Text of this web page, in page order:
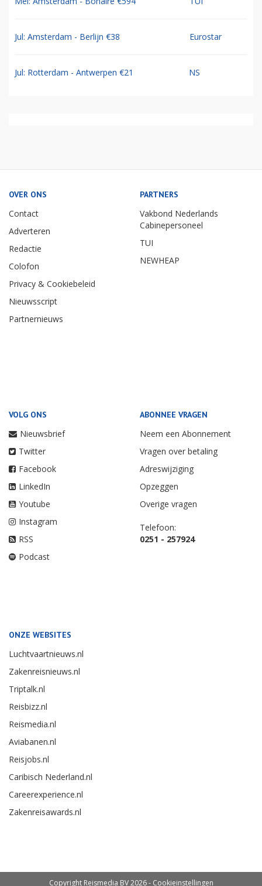
Jul: Amsterdam - Berlijn €38 Eurostar
Jul: Rotterdam - Antwerpen €21 NS
OVER ONS
Contact
Adverteren
Redactie
Colofon
Privacy & Cookiebeleid
Nieuwsscript
Partnernieuws
PARTNERS
Vakbond Nederlands
Cabinepersoneel
TUI
NEWHEAP
VOLG ONS
Nieuwsbrief
Twitter
Facebook
LinkedIn
Youtube
Instagram
RSS
Podcast
ABONNEE VRAGEN
Neem een Abonnement
Vragen over betaling
Adreswijziging
Opzeggen
Overige vragen
Telefoon:
0251 - 257924
ONZE WEBSITES
Luchtvaartnieuws.nl
Zakenreisnieuws.nl
Triptalk.nl
Reisbizz.nl
Reismedia.nl
Aviabanen.nl
Reisjobs.nl
Caribisch Nederland.nl
Careerexperience.nl
Zakenreisawards.nl
Copyright Reismedia BV 2026 - Cookieinstellingen